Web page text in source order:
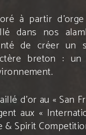
à partir
dans nos
de créer un
breton :
d’or au « San
aux «
& Spirit